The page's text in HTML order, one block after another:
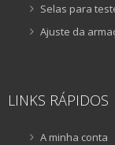
Selas para
Ajuste da
LINKS RÁPIDOS
A minha conta